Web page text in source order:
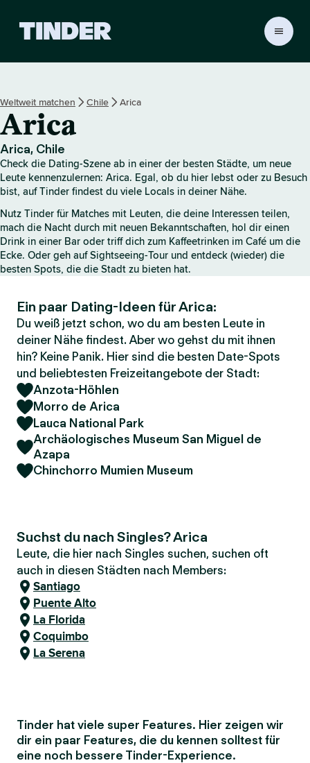
r
a
r
t
e
i
t
e
Weltweit matchen Chile Arica
Arica
Arica, Chile
Check die Dating-Szene ab in einer der besten Städte, um neue
Leute kennenzulernen: Arica. Egal, ob du hier lebst oder zu Besuch
bist, auf Tinder findest du viele Locals in deiner Nähe.
Nutz Tinder für Matches mit Leuten, die deine Interessen teilen,
mach die Nacht durch mit neuen Bekanntschaften, hol dir einen
Drink in einer Bar oder triff dich zum Kaffeetrinken im Café um die
Ecke. Oder geh auf Sightseeing-Tour und entdeck (wieder) die
besten Spots, die die Stadt zu bieten hat.
Ein paar Dating-Ideen für Arica:
Du weiß jetzt schon, wo du am besten Leute in
deiner Nähe findest. Aber wo gehst du mit ihnen
hin? Keine Panik. Hier sind die besten Date-Spots
und beliebtesten Freizeitangebote der Stadt:
Anzota-Höhlen
Morro de Arica
Lauca National Park
Archäologisches Museum San Miguel de
Azapa
Chinchorro Mumien Museum
Suchst du nach Singles? Arica
Leute, die hier nach Singles suchen, suchen oft
auch in diesen Städten nach Members:
Santiago
Puente Alto
La Florida
Coquimbo
La Serena
Tinder hat viele super Features. Hier zeigen wir
dir ein paar Features, die du kennen solltest für
eine noch bessere Tinder-Experience.